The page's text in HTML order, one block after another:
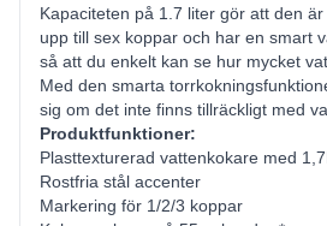
Kapaciteten på 1.7 liter gör att den
upp till sex koppar och har en smart
så att du enkelt kan se hur mycket
Med den smarta
sig om det inte finns tillräckligt med
Produktfunktioner:
Plasttexturerad vattenkokare med
Rostfria stål accenter
Markering för 1/2/3 koppar